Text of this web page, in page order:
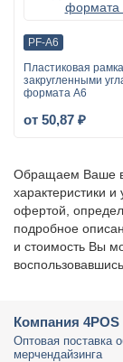
PF-A6
Пластиковая
закругленными
формата А6
от 50,87 ₽
Обращаем Ваше
характеристики
офертой,
подробное
и стоимость Вы
воспользовавшись
Компания 4POS
Оптовая поставка
мерчендайзинга